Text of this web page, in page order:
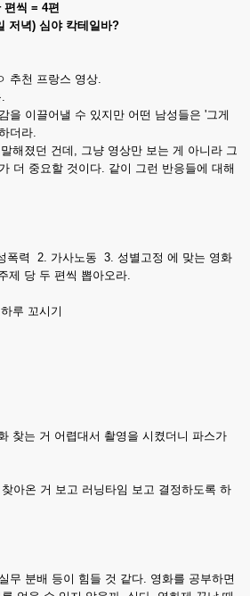
편씩 = 4편
저녁) 심야 칵테일바?
추천 프랑스 영상.
을 이끌어낼 수 있지만 어떤 남성들은 '그게
더라.
해졌던 건데, 그냥 영상만 보는 게 아니라 그
더 중요할 것이다. 같이 그런 반응들에 대해
폭력 2. 가사노동 3. 성별고정 에 맞는 영화
제 당 두 편씩 뽑아오라.
루 꼬시기
찾는 거 어렵대서 촬영을 시켰더니 파스가
아온 거 보고 러닝타임 보고 결정하도록 하
무 분배 등이 힘들 것 같다. 영화를 공부하면